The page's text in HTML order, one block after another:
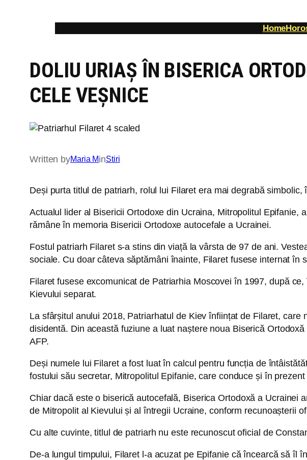
Home
DOLIU URIAȘ ÎN BISERICA
CELE VEȘNICE
Written byMaria MinStiri
Deși purta titlul de patriarh, rolul lui Filaret era mai degrabă
Actualul lider al Bisericii Ortodoxe din Ucraina, Mitropolitul
rămâne în memoria Bisericii Ortodoxe autocefale a Ucrainei.
Fostul patriarh Filaret s-a stins din viață la vârsta de 97 de ani.
sociale. Cu doar câteva săptămâni înainte, Filaret fusese internat în
Filaret fusese excomunicat de Patriarhia Moscovei în 1997, după
Kievului separat.
La sfârșitul anului 2018, Patriarhatul de Kiev înființat de Filaret,
disidentă. Din această fuziune a luat naștere noua Biserică
AFP.
Deși numele lui Filaret a fost luat în calcul pentru funcția de
fostului său secretar, Mitropolitul Epifanie, care conduce și în
Chiar dacă este o biserică autocefală, Biserica Ortodoxă a Ucrainei
de Mitropolit al Kievului și al întregii Ucraine, conform recunoașterii
Cu alte cuvinte, titlul de patriarh nu este recunoscut oficial de
De-a lungul timpului, Filaret l-a acuzat pe Epifanie că încearcă să îl